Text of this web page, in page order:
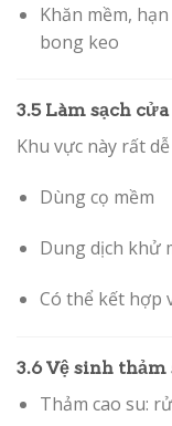
Khăn mềm,
bong keo
3.5 Làm sạch
Khu vực này rất
Dùng cọ mềm
Dung dịch khử
Có thể kết hợp
3.6 Vệ sinh thảm
Thảm cao su: